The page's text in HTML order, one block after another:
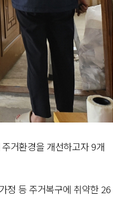
거환경을 개선하고자 9개
정 등 주거복구에 취약한 26